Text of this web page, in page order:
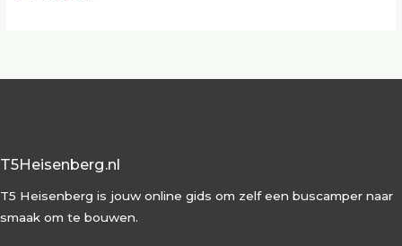
T5Heisenberg.nl
T5 Heisenberg is jouw online gids om zelf een buscamper naar
smaak om te bouwen.